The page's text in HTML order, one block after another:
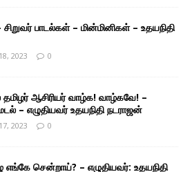
பாடல்கள் – மின்மினிகள் – உதயநிதி
2023 0
ஆசிரியர் வாழ்க! வாழ்கவே! –
– எழுதியவர் உதயநிதி நடராஜன்
2023 0
எங்கே சென்றாய்? – எழுதியவர்: உதயநிதி